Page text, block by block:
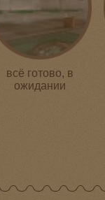
всё готово, в
ожидании